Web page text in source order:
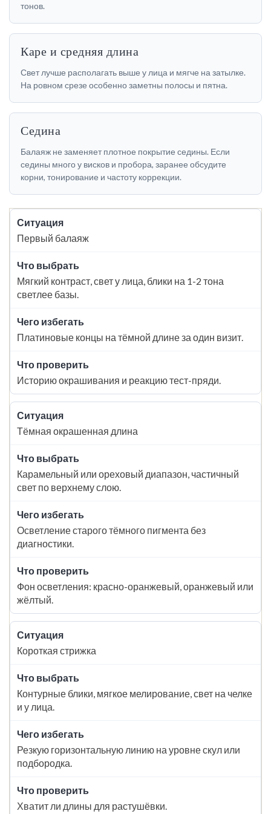
тонов.
Каре и средняя длина
Свет лучше располагать выше у лица и мягче на затылке.
На ровном срезе особенно заметны полосы и пятна.
Седина
Балаяж не заменяет плотное покрытие седины. Если
седины много у висков и пробора, заранее обсудите
корни, тонирование и частоту коррекции.
Первый балаяж
Мягкий контраст, свет у лица, блики на 1-2 тона
светлее базы.
Платиновые концы на тёмной длине за один визит.
Историю окрашивания и реакцию тест-пряди.
Тёмная окрашенная длина
Карамельный или ореховый диапазон, частичный
свет по верхнему слою.
Осветление старого тёмного пигмента без
диагностики.
Фон осветления: красно-оранжевый, оранжевый или
жёлтый.
Короткая стрижка
Контурные блики, мягкое мелирование, свет на челке
и у лица.
Резкую горизонтальную линию на уровне скул или
подбородка.
Хватит ли длины для растушёвки.